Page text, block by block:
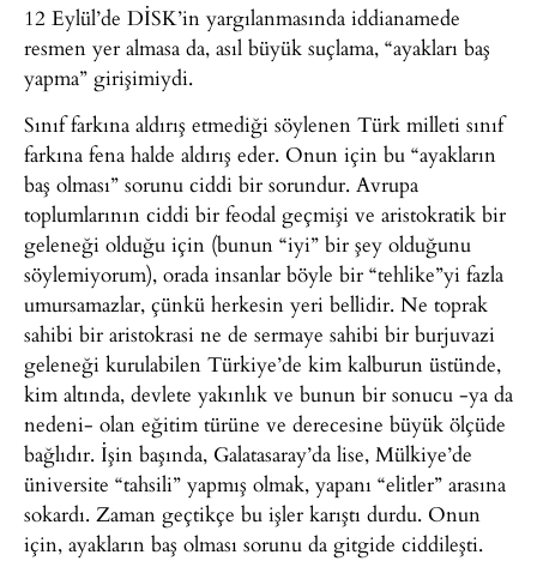
12 Eylül’de DİSK’in yargılanmasında iddianamede
resmen yer almasa da, asıl büyük suçlama, “ayakları baş
yapma” girişimiydi.
Sınıf farkına aldırış etmediği söylenen Türk milleti sınıf
farkına fena halde aldırış eder. Onun için bu “ayakların
baş olması” sorunu ciddi bir sorundur. Avrupa
toplumlarının ciddi bir feodal geçmişi ve aristokratik bir
geleneği olduğu için (bunun “iyi” bir şey olduğunu
söylemiyorum), orada insanlar böyle bir “tehlike”yi fazla
umursamazlar, çünkü herkesin yeri bellidir. Ne toprak
sahibi bir aristokrasi ne de sermaye sahibi bir burjuvazi
geleneği kurulabilen Türkiye’de kim kalburun üstünde,
kim altında, devlete yakınlık ve bunun bir sonucu -ya da
nedeni- olan eğitim türüne ve derecesine büyük ölçüde
bağlıdır. İşin başında, Galatasaray’da lise, Mülkiye’de
üniversite “tahsili” yapmış olmak, yapanı “elitler” arasına
sokardı. Zaman geçtikçe bu işler karıştı durdu. Onun
için, ayakların baş olması sorunu da gitgide ciddileşti.